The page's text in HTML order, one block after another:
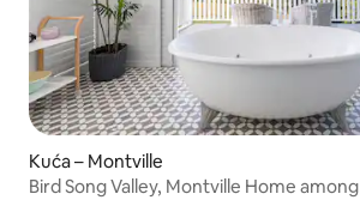
Kuća – Montville
Bird Song Valley, Montville Home